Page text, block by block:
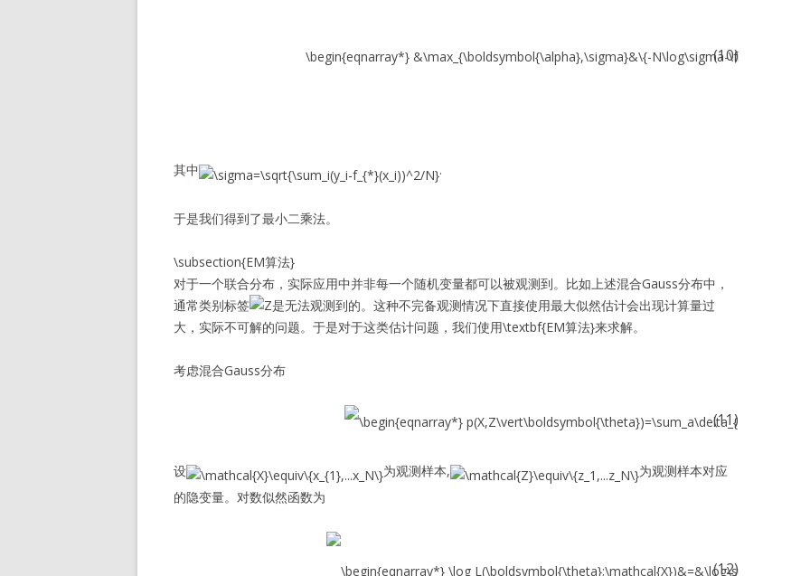
(10)
其中 .
于是我们得到了最小二乘法。
\subsection{EM算法}
对于一个联合分布，实际应用中并非每一个随机变量都可以被观测到。比如上述混合Gauss分布中，
通常类别标签
是无法观测到的。这种不完备观测情况下直接使用最大似然估计会出现计算量过
大，实际不可解的问题。于是对于这类估计问题，我们使用\textbf{EM算法}来求解。
考虑混合Gauss分布
(11)
设 为观测样本,
为观测样本对应
的隐变量。对数似然函数为
(12)